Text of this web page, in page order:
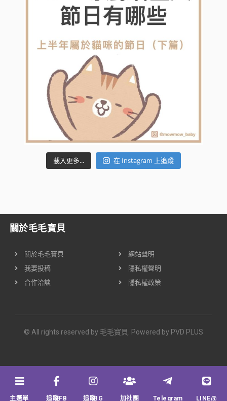
載入更多... 在 Instagram 上追蹤
關於毛毛寶貝
關於毛毛寶貝
我要投稿
合作洽談
網站聲明
隱私權聲明
隱私權政策
© All rights reserved by 毛毛寶貝. Powered by PVD PLUS
主選單 追蹤FB 追蹤IG 加社團 Telegram LINE@